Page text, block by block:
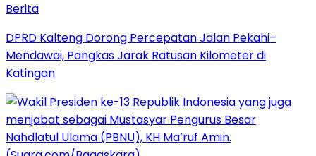
Berita
DPRD Kalteng Dorong Percepatan Jalan Pekahi–
Mendawai, Pangkas Jarak Ratusan Kilometer di
Katingan